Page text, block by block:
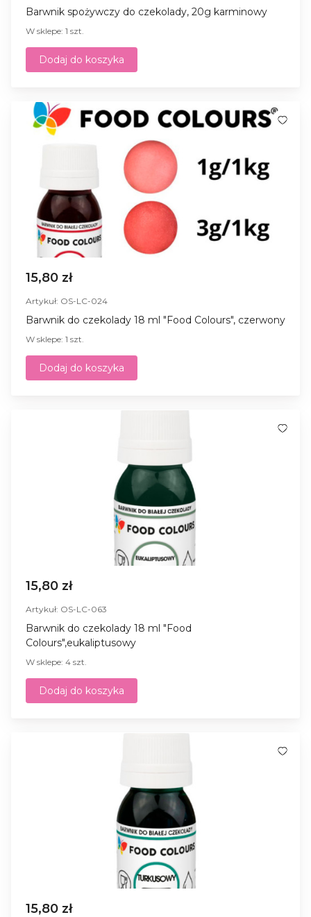
Barwnik spożywczy do czekolady, 20g karminowy
W sklepe: 1 szt.
Dodaj do koszyka
15,80 zł
Artykuł: OS-LC-024
Barwnik do czekolady 18 ml "Food Colours", czerwony
W sklepe: 1 szt.
Dodaj do koszyka
15,80 zł
Artykuł: OS-LC-063
Barwnik do czekolady 18 ml "Food
Colours",eukaliptusowy
W sklepe: 4 szt.
Dodaj do koszyka
15,80 zł